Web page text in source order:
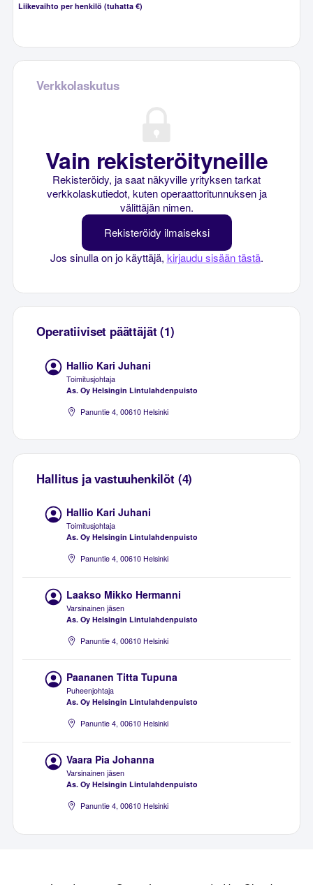
Liikevaihto per henkilö (tuhatta €)
Verkkolaskutus
Vain rekisteröityneille
Rekisteröidy, ja saat näkyville yrityksen tarkat
verkkolaskutiedot, kuten operaattoritunnuksen ja
välittäjän nimen.
Rekisteröidy ilmaiseksi
Jos sinulla on jo käyttäjä, kirjaudu sisään tästä.
Operatiiviset päättäjät (1)
Hallio Kari Juhani
Toimitusjohtaja
As. Oy Helsingin Lintulahdenpuisto
Panuntie 4, 00610 Helsinki
Hallitus ja vastuuhenkilöt (4)
Hallio Kari Juhani
Toimitusjohtaja
As. Oy Helsingin Lintulahdenpuisto
Panuntie 4, 00610 Helsinki
Laakso Mikko Hermanni
Varsinainen jäsen
As. Oy Helsingin Lintulahdenpuisto
Panuntie 4, 00610 Helsinki
Paananen Titta Tupuna
Puheenjohtaja
As. Oy Helsingin Lintulahdenpuisto
Panuntie 4, 00610 Helsinki
Vaara Pia Johanna
Varsinainen jäsen
As. Oy Helsingin Lintulahdenpuisto
Panuntie 4, 00610 Helsinki